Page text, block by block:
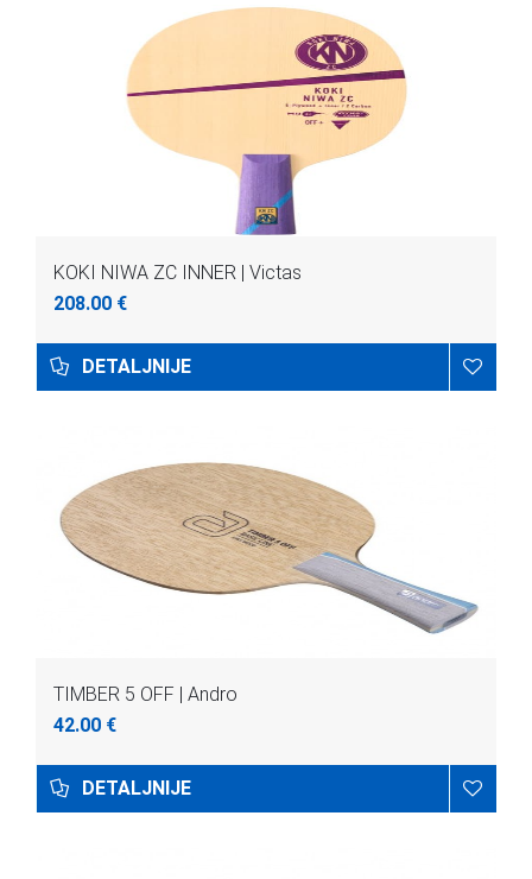
KOKI NIWA ZC INNER | Victas
208.00 €
DETALJNIJE
TIMBER 5 OFF | Andro
42.00 €
DETALJNIJE